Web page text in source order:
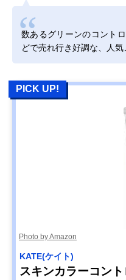
数あるグリーンのコント
どで売れ行き好調な、人気
PICK UP!
Photo by Amazon
KATE(ケイト)
スキンカラーコン